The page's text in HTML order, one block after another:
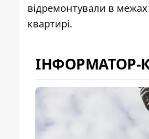
відремонтували в
квартирі.
ІНФОРМАТОР-